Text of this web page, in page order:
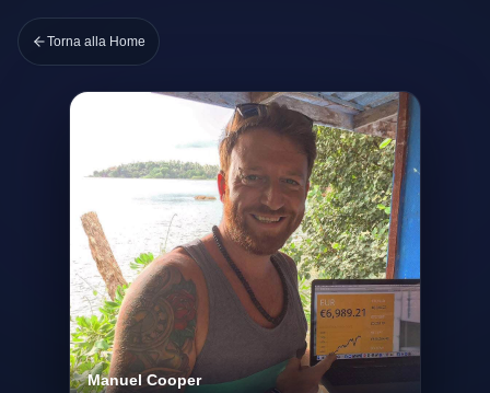
Torna alla Home
Manuel Cooper